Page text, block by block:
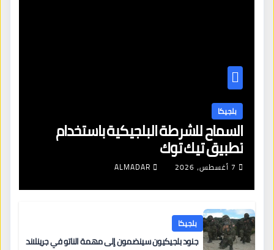
بلجيكا
السماح للشرطة البلجيكية باستخدام
تطبيق تيك توك
7 أغسطس، 2026 ALMADAR
بلجيكا
جنود بلجيكيون سينضمون إلى مهمة الناتو في جرينلاند